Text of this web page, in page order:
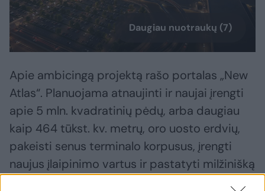
Daugiau nuotraukų (7)
Apie ambicingą projektą rašo portalas „New
Atlas“. Planuojama atnaujinti ir naujai įrengti
apie 5 mln. kvadratinių pėdų, arba daugiau
kaip 464 tūkst. kv. metrų, oro uosto erdvių,
pakeisti senus terminalo korpusus, įrengti
naujus įlaipinimo vartus ir pastatyti milžinišką